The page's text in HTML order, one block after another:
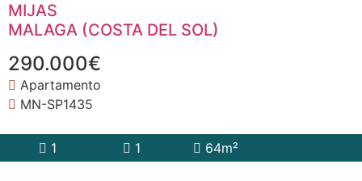
MIJAS
MALAGA (COSTA DEL SOL)
290.000€
Apartamento
MN-SP1435
1 1 64m²